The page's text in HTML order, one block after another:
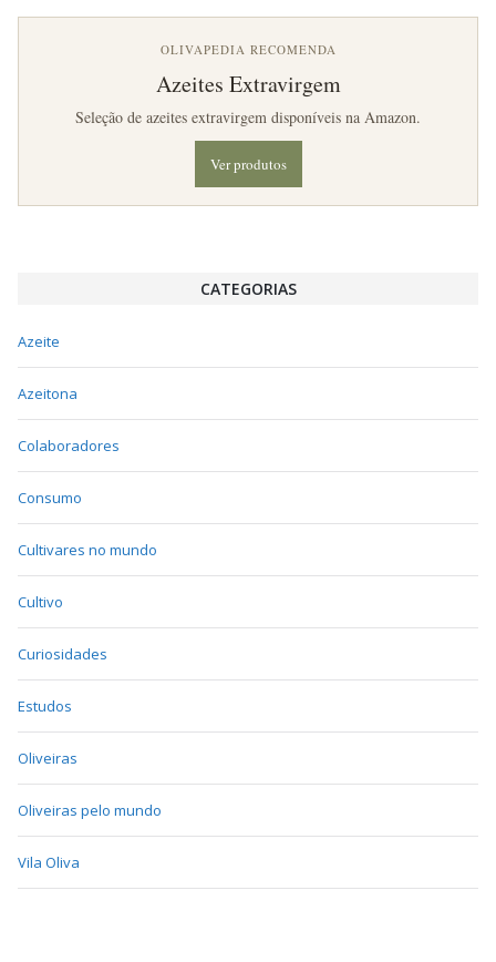
OLIVAPEDIA RECOMENDA
Azeites Extravirgem
Seleção de azeites extravirgem disponíveis na Amazon.
Ver produtos
CATEGORIAS
Azeite
Azeitona
Colaboradores
Consumo
Cultivares no mundo
Cultivo
Curiosidades
Estudos
Oliveiras
Oliveiras pelo mundo
Vila Oliva